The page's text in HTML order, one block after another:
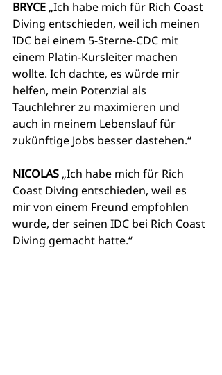
BRYCE „Ich habe mich für Rich Coast
Diving entschieden, weil ich meinen
IDC bei einem 5-Sterne-CDC mit
einem Platin-Kursleiter machen
wollte. Ich dachte, es würde mir
helfen, mein Potenzial als
Tauchlehrer zu maximieren und
auch in meinem Lebenslauf für
zukünftige Jobs besser dastehen.“
NICOLAS „Ich habe mich für Rich
Coast Diving entschieden, weil es
mir von einem Freund empfohlen
wurde, der seinen IDC bei Rich Coast
Diving gemacht hatte.“